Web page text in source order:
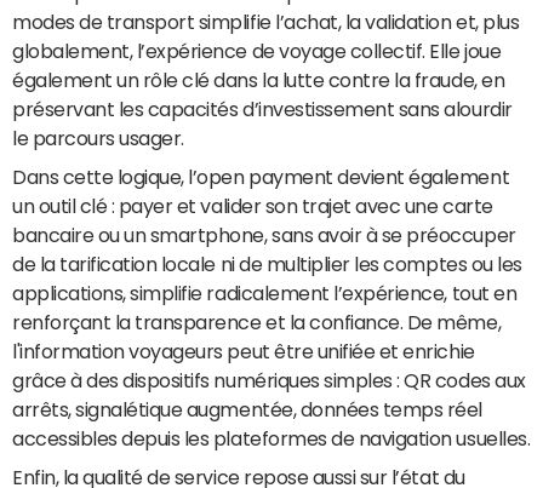
modes de transport simplifie l’achat, la validation et, plus
globalement, l’expérience de voyage collectif. Elle joue
également un rôle clé dans la lutte contre la fraude, en
préservant les capacités d’investissement sans alourdir
le parcours usager.
Dans cette logique, l’open payment devient également
un outil clé : payer et valider son trajet avec une carte
bancaire ou un smartphone, sans avoir à se préoccuper
de la tarification locale ni de multiplier les comptes ou les
applications, simplifie radicalement l’expérience, tout en
renforçant la transparence et la confiance. De même,
l'information voyageurs peut être unifiée et enrichie
grâce à des dispositifs numériques simples : QR codes aux
arrêts, signalétique augmentée, données temps réel
accessibles depuis les plateformes de navigation usuelles.
Enfin, la qualité de service repose aussi sur l’état du